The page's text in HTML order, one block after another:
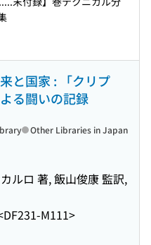
と国家 : 「クリプ
る闘いの記録
ルロ 著, 飯山俊康 監訳,
M111>
Other Libraries in Japan